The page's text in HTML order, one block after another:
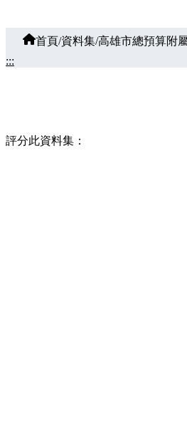
首頁/資料集/高雄市總預算附
:::
評分此資料集：